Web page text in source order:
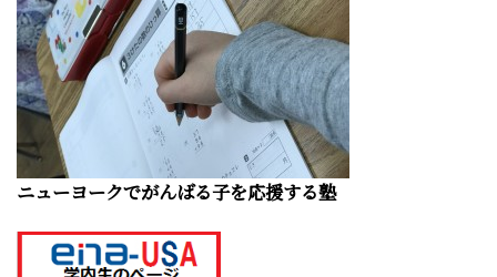
ニューヨークでがんばる子を応援する塾